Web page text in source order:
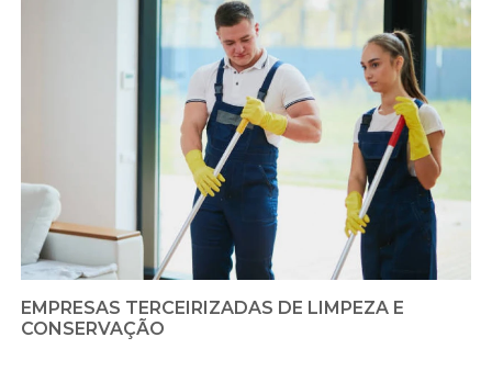
EMPRESAS TERCEIRIZADAS DE LIMPEZA E
CONSERVAÇÃO